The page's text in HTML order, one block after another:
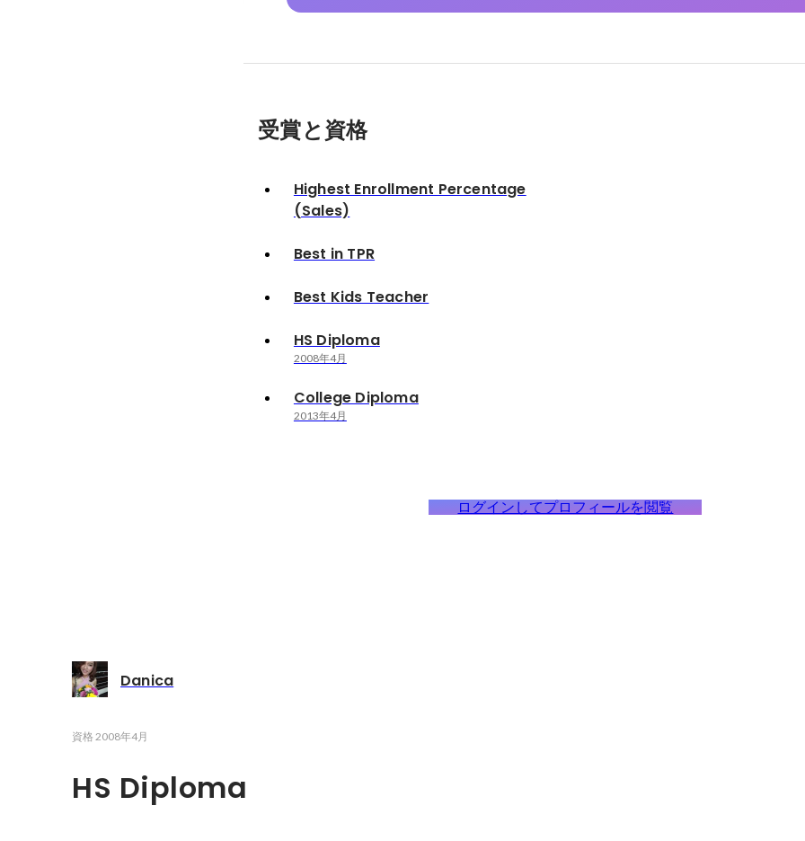
受賞と資格
Highest Enrollment Percentage
(Sales)
Best in TPR
Best Kids Teacher
HS Diploma
2008年4月
College Diploma
2013年4月
ログインしてプロフィールを閲覧
Danica
資格 2008年4月
HS Diploma